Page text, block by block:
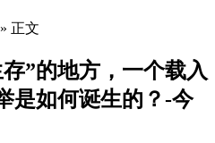
» 正文
”的地方，一个载入
是如何诞生的？-今